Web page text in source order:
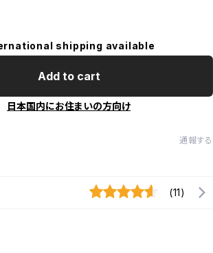
shipping available
Add to cart
日本国内にお住まいの方向け
通報する
(11)